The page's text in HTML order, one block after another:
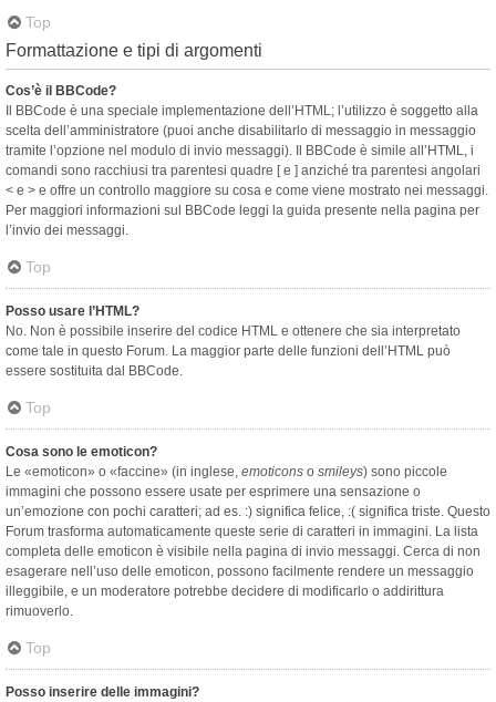
Top
Formattazione e tipi di argomenti
Cos’è il BBCode?
Il BBCode è una speciale implementazione dell’HTML; l’utilizzo è soggetto alla
scelta dell’amministratore (puoi anche disabilitarlo di messaggio in messaggio
tramite l’opzione nel modulo di invio messaggi). Il BBCode è simile all’HTML, i
comandi sono racchiusi tra parentesi quadre [ e ] anziché tra parentesi angolari
< e > e offre un controllo maggiore su cosa e come viene mostrato nei messaggi.
Per maggiori informazioni sul BBCode leggi la guida presente nella pagina per
l’invio dei messaggi.
Top
Posso usare l’HTML?
No. Non è possibile inserire del codice HTML e ottenere che sia interpretato
come tale in questo Forum. La maggior parte delle funzioni dell’HTML può
essere sostituita dal BBCode.
Top
Cosa sono le emoticon?
Le «emoticon» o «faccine» (in inglese, emoticons o smileys) sono piccole
immagini che possono essere usate per esprimere una sensazione o
un’emozione con pochi caratteri; ad es. :) significa felice, :( significa triste. Questo
Forum trasforma automaticamente queste serie di caratteri in immagini. La lista
completa delle emoticon è visibile nella pagina di invio messaggi. Cerca di non
esagerare nell’uso delle emoticon, possono facilmente rendere un messaggio
illeggibile, e un moderatore potrebbe decidere di modificarlo o addirittura
rimuoverlo.
Top
Posso inserire delle immagini?